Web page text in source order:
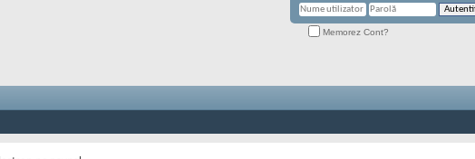
Memorez Cont?